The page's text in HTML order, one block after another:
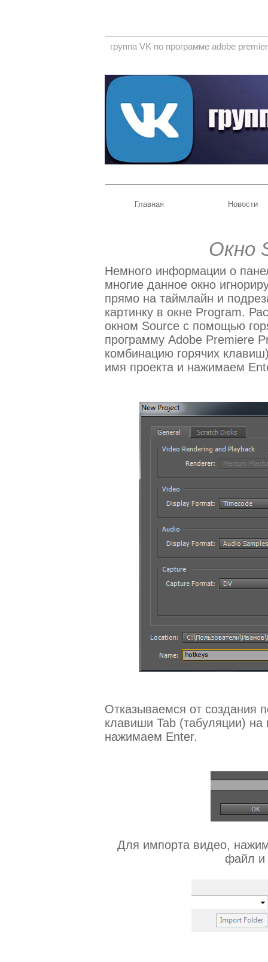
группа VK по программе adobe
Главная Новости
Окно
Немного информации о
многие данное окно
прямо на таймлайн и
картинку в окне Program.
окном Source с помощью
программу Adobe Premiere
комбинацию горячих
имя проекта и нажимаем
Отказываемся от создания
клавиши Tab (табуляции)
нажимаем Enter.
Для импорта видео,
файл и